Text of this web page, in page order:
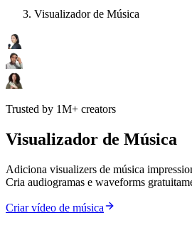
Visualizador de Música
Trusted by 1M+ creators
Visualizador de Música
Adiciona visualizers de música
Cria audiogramas e waveforms
Criar vídeo de música